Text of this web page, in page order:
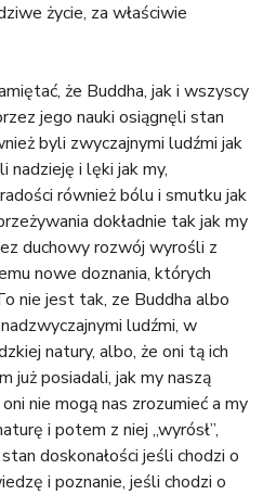
życie, za właściwie
że Buddha, jak i wszyscy
jego nauki osiągnęli stan
byli zwyczajnymi ludźmi jak
nadzieję i lęki jak my,
również bólu i smutku jak
dokładnie tak jak my
duchowy rozwój wyrośli z
nowe doznania, których
nie jest tak, ze Buddha albo
ludźmi, w
natury, albo, że oni tą ich
już posiadali, jak my naszą
nie mogą nas zrozumieć a my
i potem z niej „wyrósł”,
doskonałości jeśli chodzi o
i poznanie, jeśli chodzi o